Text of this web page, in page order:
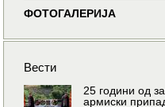
ФОТОГАЛЕРИЈА
Вести
25 години од
армиски